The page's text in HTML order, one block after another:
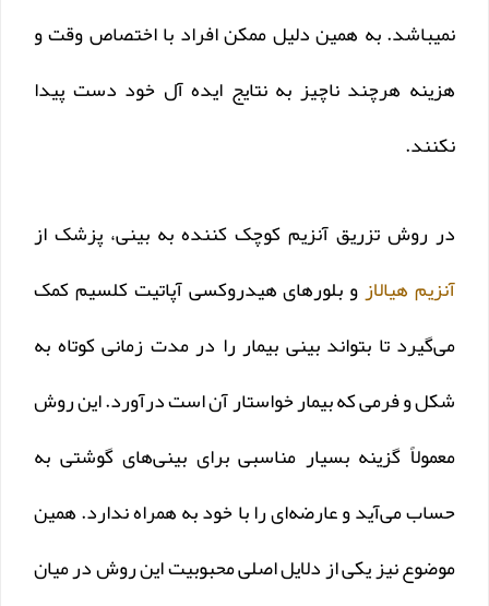
نمیباشد. به همین دلیل ممکن افراد با اختصاص وقت و
هزینه هرچند ناچیز به نتایج ایده آل خود دست پیدا
نکنند.
در روش تزریق آنزیم کوچک کننده به بینی، پزشک از
آنزیم هیالازو بلور‌های هیدروکسی آپاتیت کلسیم کمک
می‌گیرد تا بتواند بینی بیمار را در مدت زمانی کوتاه به
شکل و فرمی که بیمار خواستار آن است درآورد. این روش
معمولاً گزینه بسیار مناسبی برای بینی‌های گوشتی به
حساب می‌آید و عارضه‌ای را با خود به همراه ندارد. همین
موضوع نیز یکی از دلایل اصلی محبوبیت این روش در میان